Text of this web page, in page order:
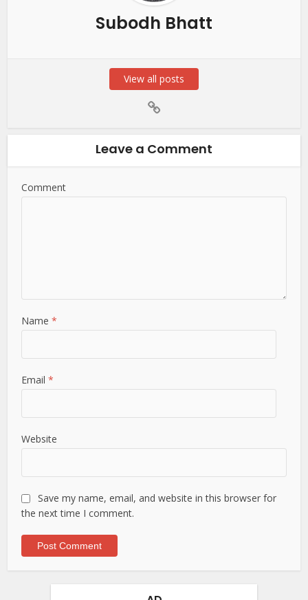
Subodh Bhatt
View all posts
Leave a Comment
Comment
Name*
Email*
Website
Save my name, email, and website in this browser for
the next time I comment.